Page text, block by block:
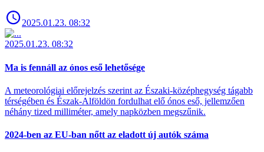
2025.01.23. 08:32
2025.01.23. 08:32
Ma is fennáll az ónos eső lehetősége
A meteorológiai előrejelzés szerint az Északi-középhegység tágabb
térségében és Észak-Alföldön fordulhat elő ónos eső, jellemzően
néhány tized milliméter, amely napközben megszűnik.
2024-ben az EU-ban nőtt az eladott új autók száma